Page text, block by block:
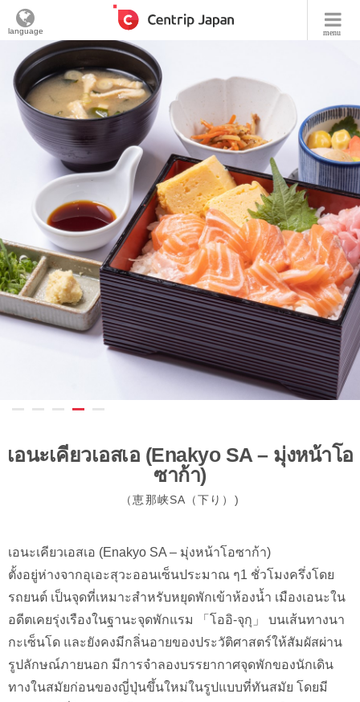
menu
language
เอนะเคียวเอสเอ (Enakyo SA – มุ่งหน้าโอ
ซาก้า)
（恵那峡SA（下り）)
เอนะเคียวเอสเอ (Enakyo SA – มุ่งหน้าโอซาก้า)
ตั้งอยู่ห่างจากอุเอะสุวะออนเซ็นประมาณ ๆ1 ชั่วโมงครึ่งโดย
รถยนต์ เป็นจุดที่เหมาะสำหรับหยุดพักเข้าห้องน้ำ เมืองเอนะใน
อดีตเคยรุ่งเรืองในฐานะจุดพักแรม 「โออิ-จุกุ」 บนเส้นทางนา
กะเซ็นโด และยังคงมีกลิ่นอายของประวัติศาสตร์ให้สัมผัสผ่าน
รูปลักษณ์ภายนอก มีการจำลองบรรยากาศจุดพักของนักเดิน
ทางในสมัยก่อนของญี่ปุ่นขึ้นใหม่ในรูปแบบที่ทันสมัย โดยมี